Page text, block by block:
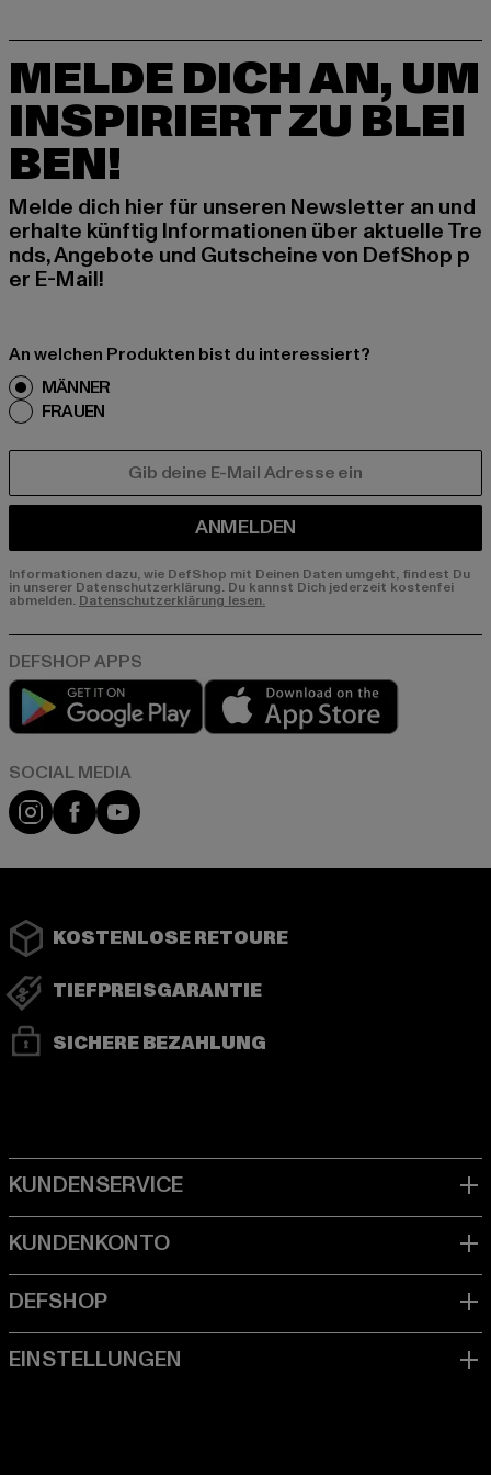
MELDE DICH AN, UM
INSPIRIERT ZU BLEI
BEN!
Melde dich hier für unseren Newsletter an und
erhalte künftig Informationen über aktuelle Tre
nds, Angebote und Gutscheine von DefShop p
er E-Mail!
An welchen Produkten bist du interessiert?
MÄNNER
FRAUEN
ANMELDEN
Informationen dazu, wie DefShop mit Deinen Daten umgeht, findest Du
in unserer Datenschutzerklärung. Du kannst Dich jederzeit kostenfei
abmelden. Datenschutzerklärung lesen.
Play market
Instagram
FacebookYouTube
KOSTENLOSE RETOURE
TIEFPREISGARANTIE
SICHERE BEZAHLUNG